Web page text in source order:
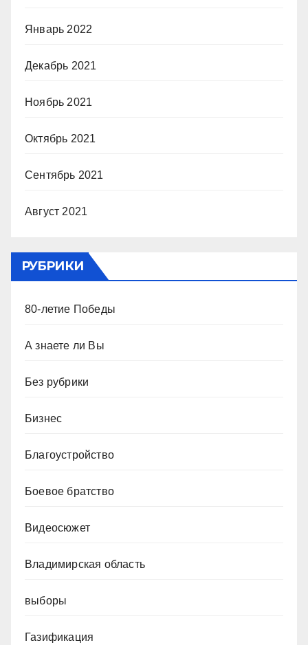
Январь 2022
Декабрь 2021
Ноябрь 2021
Октябрь 2021
Сентябрь 2021
Август 2021
РУБРИКИ
80-летие Победы
А знаете ли Вы
Без рубрики
Бизнес
Благоустройство
Боевое братство
Видеосюжет
Владимирская область
выборы
Газификация